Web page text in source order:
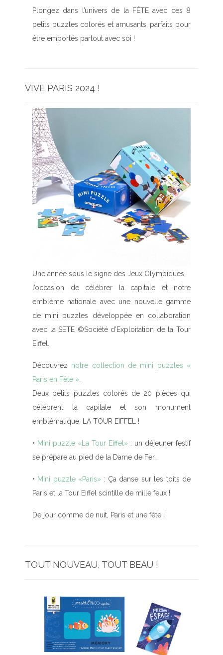
Plongez dans l’univers de la FÊTE avec ces 8
petits puzzles colorés et amusants, parfaits pour
être emportés partout avec soi !
VIVE PARIS 2024 !
Une année sous le signe des Jeux Olympiques,
l’occasion de célébrer la capitale et notre
emblème nationale avec une nouvelle gamme
de mini puzzles développée en collaboration
avec la SETE ©Société d’Exploitation de la Tour
Eiffel.
Découvrez notre collection de mini puzzles «
Paris en Fête »
Deux petits puzzles colorés de 20 pièces qui
célèbrent la capitale et son monument
emblématique, LA TOUR EIFFEL !
• Mini puzzle «La Tour Eiffel» : un déjeuner festif
se prépare au pied de la Dame de Fer…
• Mini puzzle «Paris» : Ça danse sur les toits de
Paris et la Tour Eiffel scintille de mille feux !
De jour comme de nuit, Paris et une fête !
TOUT NOUVEAU, TOUT BEAU !